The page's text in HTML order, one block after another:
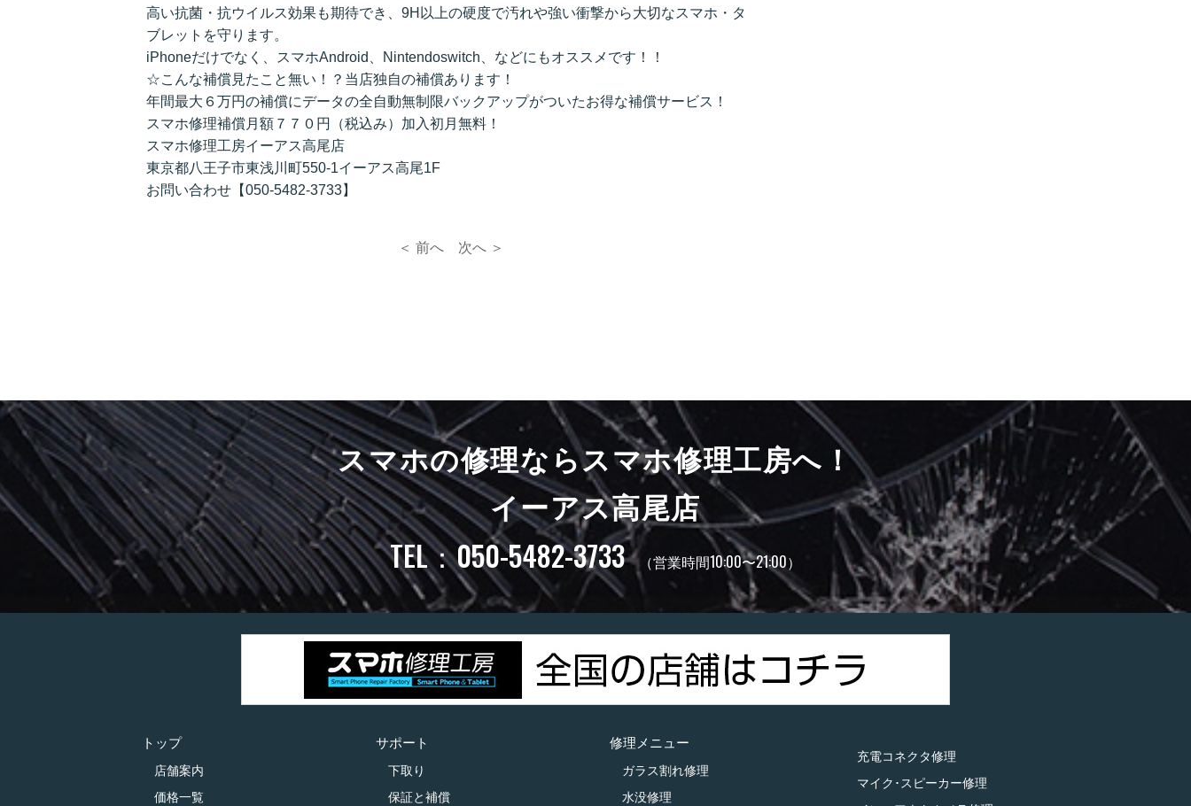
高い抗菌・抗ウイルス効果も期待でき、9H以上の硬度で汚れや強い衝撃から大切なスマホ・タ
ブレットを守ります。
iPhoneだけでなく、スマホAndroid、Nintendoswitch、などにもオススメです！！
☆こんな補償見たこと無い！？当店独自の補償あります！
年間最大６万円の補償にデータの全自動無制限バックアップがついたお得な補償サービス！
スマホ修理補償月額７７０円（税込み）加入初月無料！
スマホ修理工房イーアス高尾店
東京都八王子市東浅川町550-1イーアス高尾1F
お問い合わせ【050-5482-3733】
＜ 前へ 次へ ＞
スマホの修理ならスマホ修理工房へ！
イーアス高尾店
TEL：050-5482-3733 （営業時間10:00〜21:00）
トップ
店舗案内
価格一覧
サポート
下取り
保証と補償
修理メニュー
ガラス割れ修理
水没修理
充電コネクタ修理
マイク･スピーカー修理